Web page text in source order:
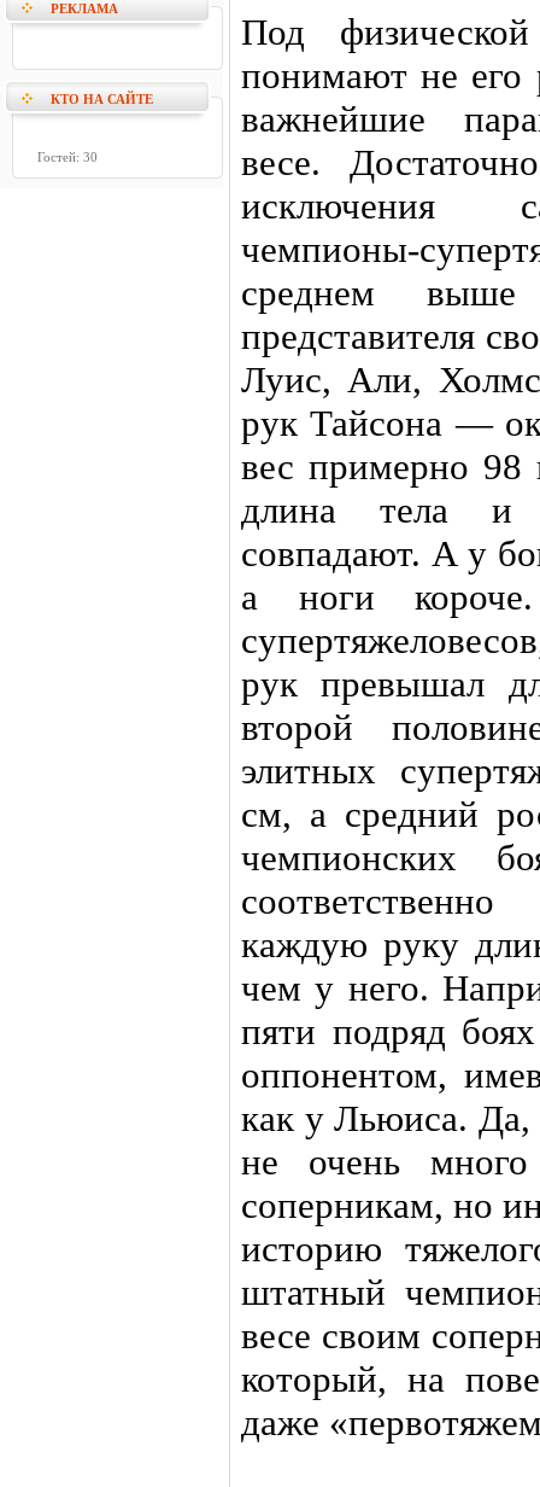
РЕКЛАМА
КТО НА САЙТЕ
Гостей: 30
Под
понимают не
важнейшие
весе.
исключения
чемпионы-
среднем
представителя
Луис, Али,
рук Тайсона —
вес примерно
длина тела и
совпадают. А у
а ноги
рук превышал
второй
элитных
см, а средний
чемпионских
каждую руку
чем у него.
пяти подряд
оппонентом,
как у Льюиса. Да,
не очень
соперникам, но
историю
штатный
весе своим
который, на
даже